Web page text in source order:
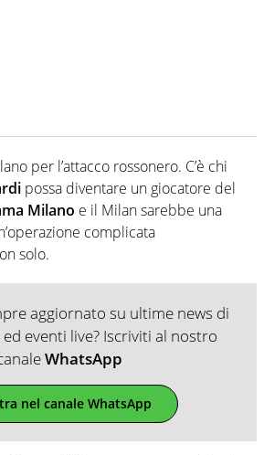
per l’attacco rossonero. C’è chi
possa diventare un giocatore del
Milano e il Milan sarebbe una
complicata
solo.
aggiornato su ultime news di
eventi live? Iscriviti al nostro
WhatsApp
nel canale WhatsApp